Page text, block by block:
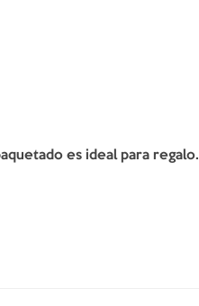
es ideal para regalo.